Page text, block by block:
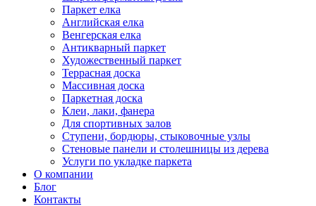
Паркет елка
Английская елка
Венгерская елка
Антикварный паркет
Художественный паркет
Террасная доска
Массивная доска
Паркетная доска
Клеи, лаки, фанера
Для спортивных залов
Ступени, бордюры, стыковочные узлы
Стеновые панели и столешницы из дерева
Услуги по укладке паркета
О компании
Блог
Контакты